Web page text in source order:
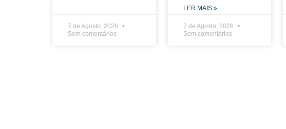
7 de Agosto, 2026
Sem comentários
LER MAIS »
7 de Agosto, 2026
Sem comentários